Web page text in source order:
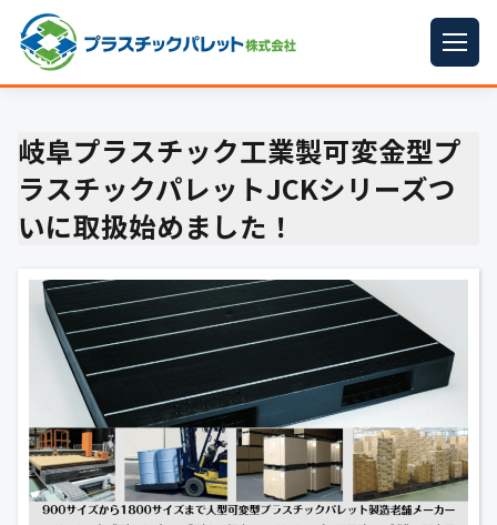
パレットサイズ
プラパレット
中古パレット
再生原料
梱包資材
イラン情勢まとめ ▼
公式ブログ
岐阜プラスチック工業製可変金型プ
ラスチックパレットJCKシリーズつ
いに取扱始めました！